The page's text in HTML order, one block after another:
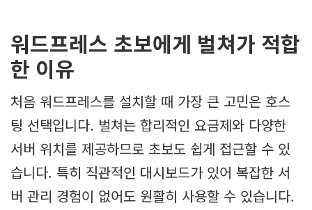
워드프레스 초보에게 벌쳐가 적합
한 이유
처음 워드프레스를 설치할 때 가장 큰 고민은 호스
팅 선택입니다. 벌쳐는 합리적인 요금제와 다양한
서버 위치를 제공하므로 초보도 쉽게 접근할 수 있
습니다. 특히 직관적인 대시보드가 있어 복잡한 서
버 관리 경험이 없어도 원활히 사용할 수 있습니다.